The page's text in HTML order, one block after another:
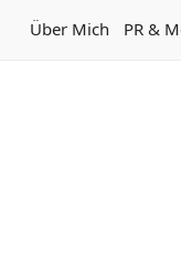
Über Mich PR &